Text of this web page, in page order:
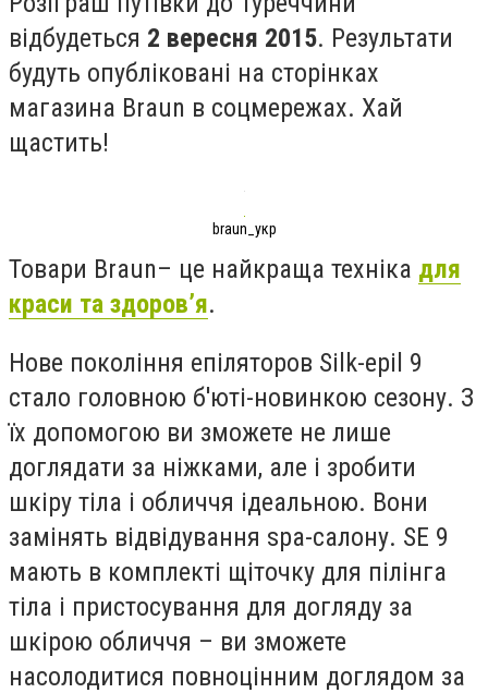
відбудеться 2 вересня 2015. Результати
будуть опубліковані на сторінках
магазина Braun в соцмережах. Хай
щастить!
braun_укр
Товари Braun– це найкраща техніка для
краси та здоров’я.
Нове покоління епіляторов Silk-epil 9
стало головною б'юті-новинкою сезону. З
їх допомогою ви зможете не лише
доглядати за ніжками, але і зробити
шкіру тіла і обличчя ідеальною. Вони
замінять відвідування spa-салону. SE 9
мають в комплекті щіточку для пілінга
тіла і пристосування для догляду за
шкірою обличчя – ви зможете
насолодитися повноцінним доглядом за